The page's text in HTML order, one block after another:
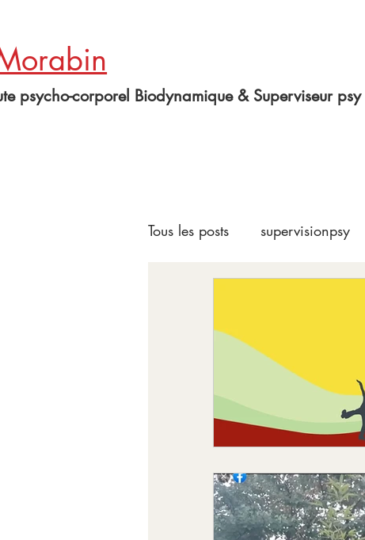
psycho-corporel Biodynamique & Superviseur psy
Tous les posts supervisionpsy